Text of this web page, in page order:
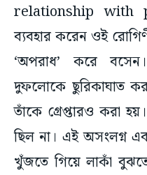
relationship with
ব্যবহার করেন ওই
‘অপরাধ’ করে
দুফলোকে ছুরিকাঘাত
তাঁকে গ্রেপ্তারও করা
ছিল না। এই অসংলগ্ন
খুঁজতে গিয়ে লাকাঁ